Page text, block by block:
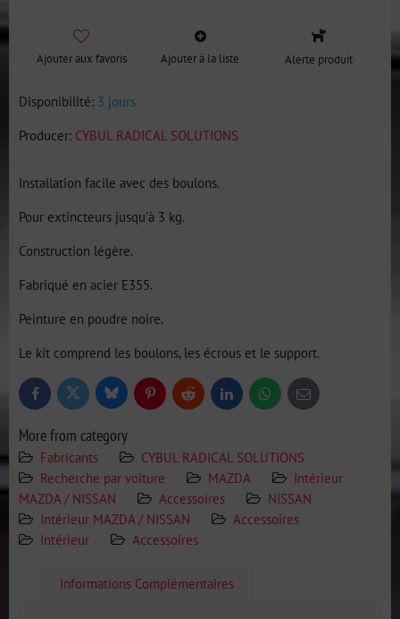
Ajouter aux favoris Ajouter à la liste Alerte produit
Disponibilité: 3 jours
Producer: CYBUL RADICAL SOLUTIONS
Installation facile avec des boulons.
Pour extincteurs jusqu'à 3 kg.
Construction légère.
Fabriqué en acier E355.
Peinture en poudre noire.
Le kit comprend les boulons, les écrous et le support.
FacebookTwitter BlueskyPinterestReddit LinkedInWhatsApp
E-
mail
More from category
Fabricants
CYBUL RADICAL SOLUTIONS
Recherche par voiture
MAZDA
Intérieur
MAZDA / NISSAN
Accessoires
NISSAN
Intérieur MAZDA / NISSAN
Accessoires
Intérieur
Accessoires
Informations Complémentaires